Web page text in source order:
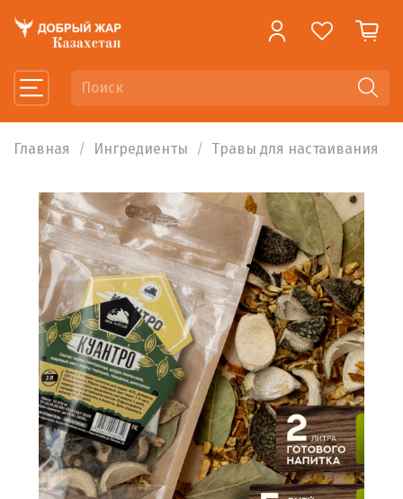
Главная Ингредиенты Травы для настаивания